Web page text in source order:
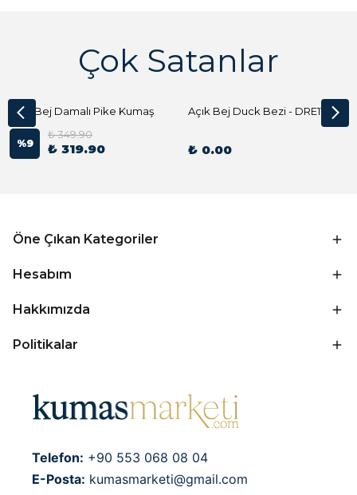
Çok Satanlar
Açık Bej Damalı Pike Kumaş
%9
₺ 349.90
₺ 319.90
Açık Bej Duck Bezi - DRE1144 Kumaş Peçete
₺ 0.00
Öne Çıkan Kategoriler
Hesabım
Hakkımızda
Politikalar
Telefon: +90 553 068 08 04
E-Posta: kumasmarketi@gmail.com